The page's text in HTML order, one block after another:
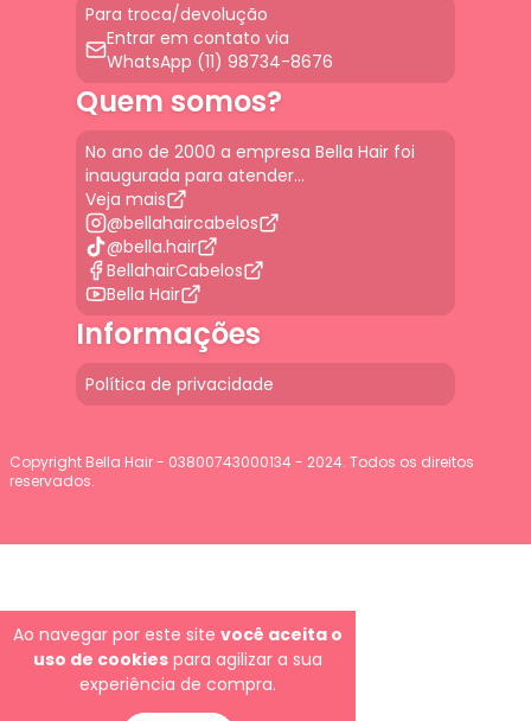
Ao navegar por este site você aceita o
uso de cookies para agilizar a sua
experiência de compra.
Para troca/devolução
Entrar em contato via
WhatsApp (11) 98734-8676
Quem somos?
No ano de 2000 a empresa Bella Hair foi
inaugurada para atender...
Veja mais
@bellahaircabelos
@bella.hair
BellahairCabelos
Bella Hair
Informações
Política de privacidade
Copyright Bella Hair - 03800743000134 - 2024. Todos os direitos
reservados.